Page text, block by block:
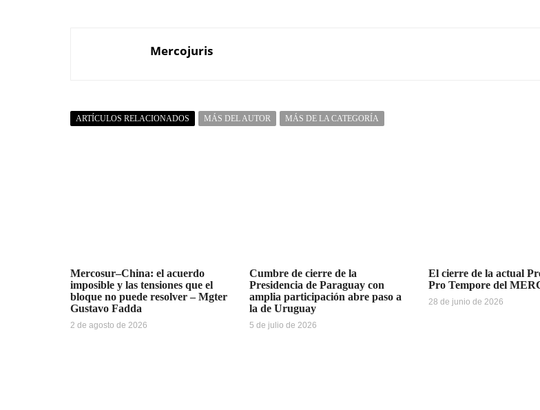
Mercojuris
ARTÍCULOS RELACIONADOS MÁS DEL AUTOR MÁS DE LA CATEGORÍA
Mercosur–China: el acuerdo
imposible y las tensiones que el
bloque no puede resolver – Mgter
Gustavo Fadda
2 de agosto de 2026
Cumbre de cierre de la
Presidencia de Paraguay con
amplia participación abre paso a
la de Uruguay
5 de julio de 2026
El cierre de la actual
Pro Tempore del
28 de junio de 2026